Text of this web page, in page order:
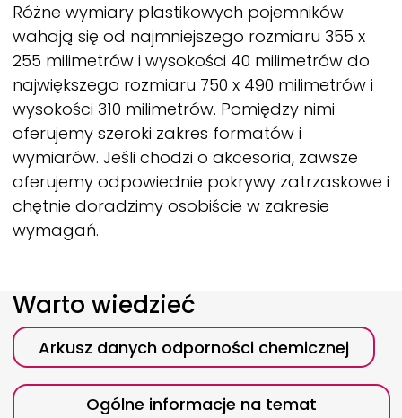
Różne wymiary plastikowych pojemników
wahają się od najmniejszego rozmiaru 355 x
255 milimetrów i wysokości 40 milimetrów do
największego rozmiaru 750 x 490 milimetrów i
wysokości 310 milimetrów. Pomiędzy nimi
oferujemy szeroki zakres formatów i
wymiarów. Jeśli chodzi o akcesoria, zawsze
oferujemy odpowiednie pokrywy zatrzaskowe i
chętnie doradzimy osobiście w zakresie
wymagań.
Warto wiedzieć
Arkusz danych odporności chemicznej
Ogólne informacje na temat